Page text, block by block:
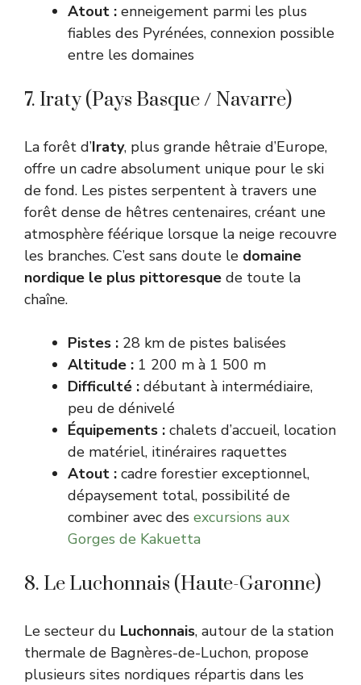
Atout : enneigement parmi les plus
fiables des Pyrénées, connexion possible
entre les domaines
7. Iraty (Pays Basque / Navarre)
La forêt d’Iraty, plus grande hêtraie d’Europe,
offre un cadre absolument unique pour le ski
de fond. Les pistes serpentent à travers une
forêt dense de hêtres centenaires, créant une
atmosphère féérique lorsque la neige recouvre
les branches. C’est sans doute le domaine
nordique le plus pittoresque de toute la
chaîne.
Pistes : 28 km de pistes balisées
Altitude : 1 200 m à 1 500 m
Difficulté : débutant à intermédiaire,
peu de dénivelé
Équipements : chalets d’accueil, location
de matériel, itinéraires raquettes
Atout : cadre forestier exceptionnel,
dépaysement total, possibilité de
combiner avec des excursions aux
Gorges de Kakuetta
8. Le Luchonnais (Haute-Garonne)
Le secteur du Luchonnais, autour de la station
thermale de Bagnères-de-Luchon, propose
plusieurs sites nordiques répartis dans les